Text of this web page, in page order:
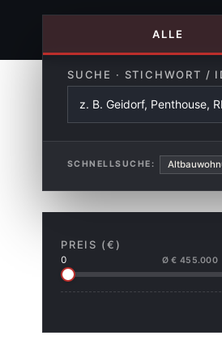
ALLE
SUCHE · STICHWORT /
SCHNELLSUCHE:
PREIS (€)
0 Ø € 455.000